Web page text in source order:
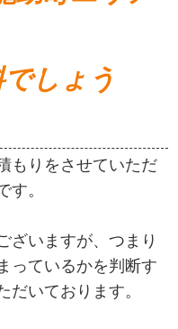
しょう
もりをさせていただ
す。
ざいますが、つまり
っているかを判断す
だいております。